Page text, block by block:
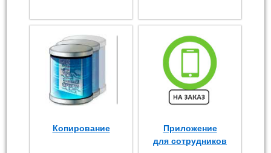
Копирование
Приложение
для сотрудников